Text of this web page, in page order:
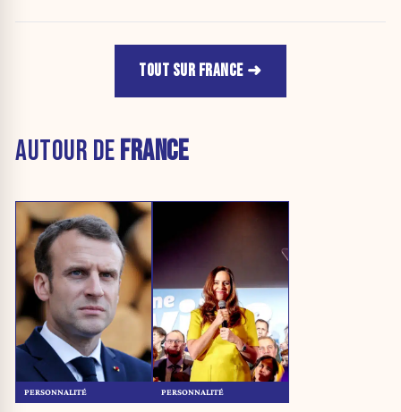
TOUT SUR FRANCE
AUTOUR DEFRANCE
PERSONNALITÉ PERSONNALITÉ